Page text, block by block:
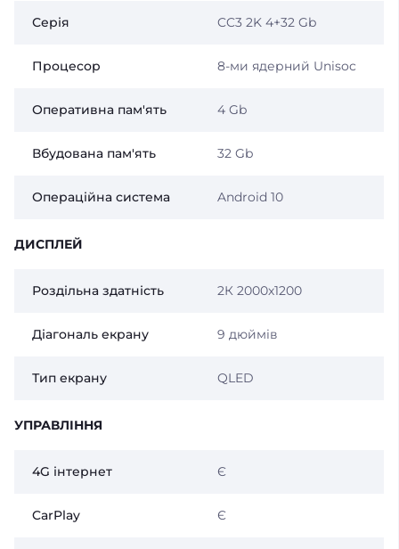
Серія CC3 2K 4+32 Gb
Процесор 8-ми ядерний Unisoc
Оперативна пам'ять 4 Gb
Вбудована пам'ять 32 Gb
Операційна система Android 10
ДИСПЛЕЙ
Роздільна здатність 2К 2000х1200
Діагональ екрану 9 дюймів
Тип екрану QLED
УПРАВЛІННЯ
4G інтернет Є
CarPlay Є